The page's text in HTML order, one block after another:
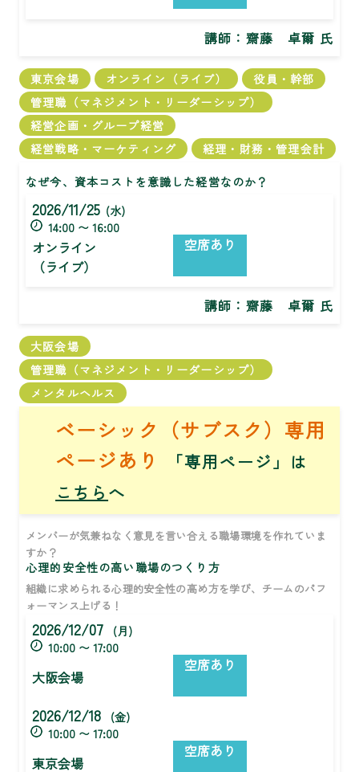
講師： 齋藤 卓爾 氏
東京会場 オンライン（ライブ）
役員・幹部
管理職（マネジメント・リーダーシップ）
経営企画・グループ経営
経営戦略・マーケティング
経理・財務・管理会計
なぜ今、資本コストを意識した経営なのか？
2026/11/25 (水)
14:00 〜 16:00
オンライン
（ライブ）
空席あり
講師： 齋藤 卓爾 氏
大阪会場
管理職（マネジメント・リーダーシップ）
メンタルヘルス
ベーシック（サブスク）専用
ページあり
「専用ページ」は
こちら へ
メンバーが気兼ねなく意見を言い合える職場環境を作れていま
すか？
心理的安全性の高い職場のつくり方
組織に求められる心理的安全性の高め方を学び、チームのパフ
ォーマンス上げる！
2026/12/07
(月)
10:00 〜 17:00
大阪会場
空席あり
2026/12/18
(金)
10:00 〜 17:00
東京会場
空席あり